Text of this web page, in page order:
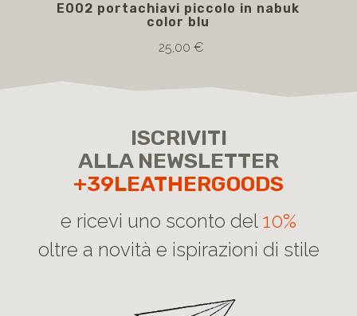
E002 portachiavi piccolo in nabuk
color blu
25,00 €
ISCRIVITI
ALLA NEWSLETTER
+39LEATHERGOODS
e ricevi uno sconto del 10%
oltre a novità e ispirazioni di stile